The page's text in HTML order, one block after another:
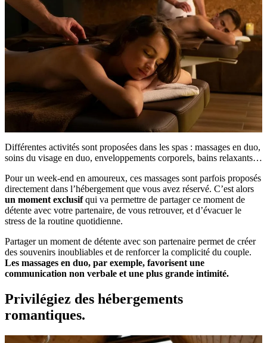
Différentes activités sont proposées dans les spas : massages en duo,
soins du visage en duo, enveloppements corporels, bains relaxants…
Pour un week-end en amoureux, ces massages sont parfois proposés
directement dans l’hébergement que vous avez réservé. C’est alors
un moment exclusifqui va permettre de partager ce moment de
détente avec votre partenaire, de vous retrouver, et d’évacuer le
stress de la routine quotidienne.
Partager un moment de détente avec son partenaire permet de créer
des souvenirs inoubliables et de renforcer la complicité du couple.
Les massages en duo, par exemple, favorisent une
communication non verbale et une plus grande intimité.
Privilégiez des hébergements
romantiques.